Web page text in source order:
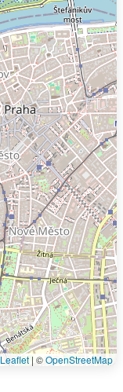
Leaflet | ©OpenStreetMap